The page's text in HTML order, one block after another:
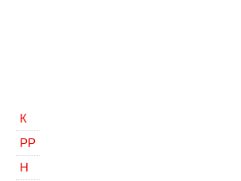
К
РР
Н